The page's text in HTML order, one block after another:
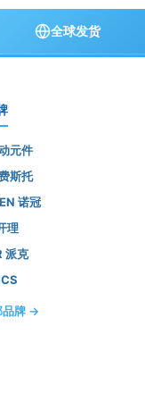
全球发货
元件
斯托
诺冠
理
派克
品牌 →